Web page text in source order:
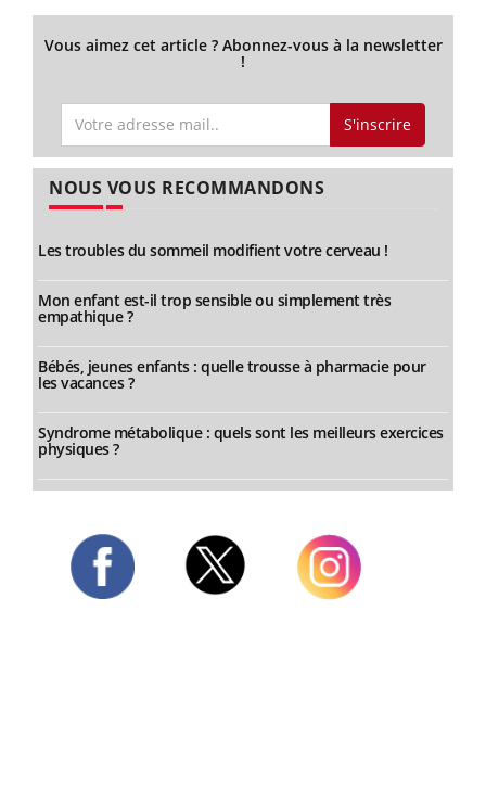
Vous aimez cet article ? Abonnez-vous à la newsletter
!
S'inscrire
NOUS VOUS RECOMMANDONS
Les troubles du sommeil modifient votre cerveau !
Mon enfant est-il trop sensible ou simplement très
empathique ?
Bébés, jeunes enfants : quelle trousse à pharmacie pour
les vacances ?
Syndrome métabolique : quels sont les meilleurs exercices
physiques ?